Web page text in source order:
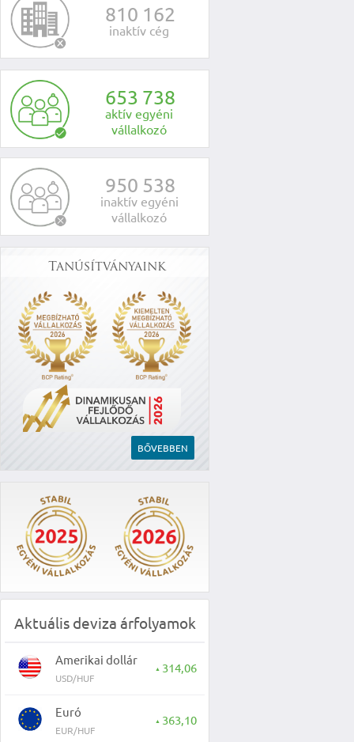
810 162
inaktív cég
653 738
aktív egyéni
vállalkozó
950 538
inaktív egyéni
vállalkozó
Tanúsítványaink
BŐVEBBEN
Aktuális deviza árfolyamok
Amerikai dollár
USD/HUF
▲ 314,06
Euró
EUR/HUF
▲ 363,10